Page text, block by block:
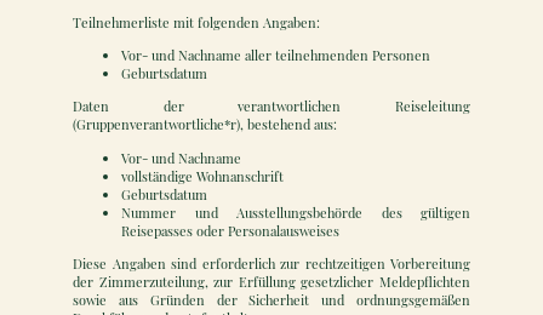
Teilnehmerliste mit folgenden Angaben:
Vor- und Nachname aller teilnehmenden Personen
Geburtsdatum
Daten der verantwortlichen Reiseleitung
(Gruppenverantwortliche*r), bestehend aus:
Vor- und Nachname
vollständige Wohnanschrift
Geburtsdatum
Nummer und Ausstellungsbehörde des gültigen
Reisepasses oder Personalausweises
Diese Angaben sind erforderlich zur rechtzeitigen Vorbereitung
der Zimmerzuteilung, zur Erfüllung gesetzlicher Meldepflichten
sowie aus Gründen der Sicherheit und ordnungsgemäßen